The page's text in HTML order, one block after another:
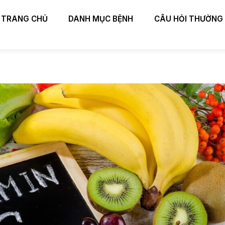
TRANG CHỦ DANH MỤC BỆNH CÂU HỎI THƯỜNG